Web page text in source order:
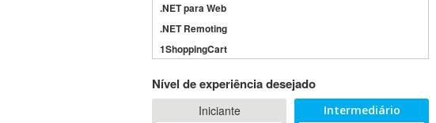
.NET para Web
.NET Remoting
1ShoppingCart
3GSM
4D Dimension
Nível de experiência desejado
Iniciante
Intermediário